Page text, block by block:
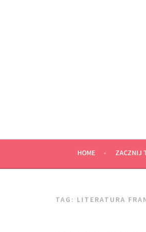
HOME ZACZNIJ
TAG: LITERATURA